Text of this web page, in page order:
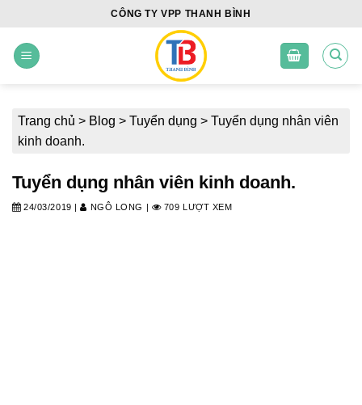
content
CÔNG TY VPP THANH BÌNH
Trang chủ > Blog > Tuyển dụng > Tuyển dụng nhân viên
kinh doanh.
Tuyển dụng nhân viên kinh doanh.
24/03/2019 | NGÔ LONG | 709 LƯỢT XEM